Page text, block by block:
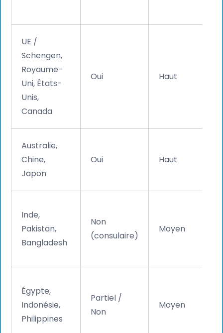
UE /
Schengen,
Royaume-
Uni, États-
Unis,
Canada
Oui Haut
Australie,
Chine,
Japon
Oui Haut
Inde,
Pakistan,
Bangladesh
Non
(consulaire)
Moyen
Égypte,
Indonésie,
Philippines
Partiel /
Non
Moyen